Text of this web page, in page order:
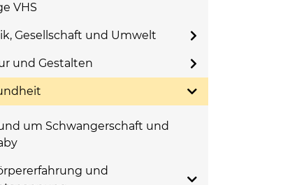
VHS
Gesellschaft und Umwelt
und Gestalten
um Schwangerschaft und
und